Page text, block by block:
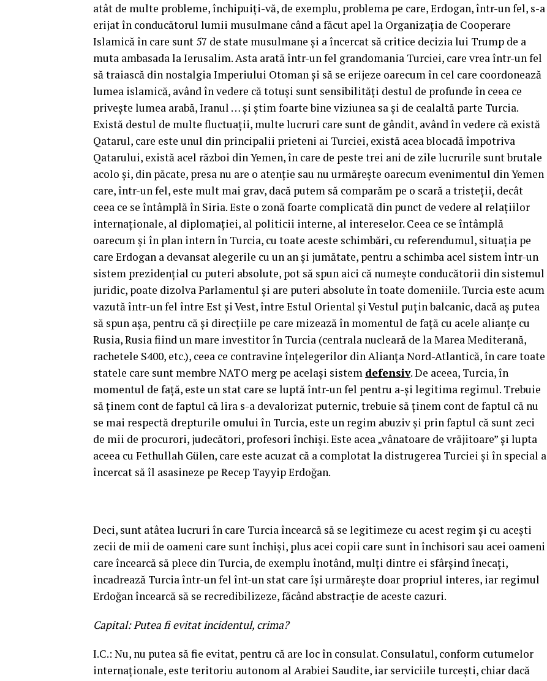
atât de multe probleme, închipuiţi-vă, de exemplu, problema pe care, Erdogan, într-un fel, s-a
erijat în conducătorul lumii musulmane când a făcut apel la Organizaţia de Cooperare
Islamică în care sunt 57 de state musulmane şi a încercat să critice decizia lui Trump de a
muta ambasada la Ierusalim. Asta arată într-un fel grandomania Turciei, care vrea într-un fel
să traiască din nostalgia Imperiului Otoman şi să se erijeze oarecum în cel care coordonează
lumea islamică, având în vedere că totuşi sunt sensibilităţi destul de profunde în ceea ce
priveşte lumea arabă, Iranul … şi ştim foarte bine viziunea sa şi de cealaltă parte Turcia.
Există destul de multe fluctuaţii, multe lucruri care sunt de gândit, având în vedere că există
Qatarul, care este unul din principalii prieteni ai Turciei, există acea blocadă împotriva
Qatarului, există acel război din Yemen, în care de peste trei ani de zile lucrurile sunt brutale
acolo şi, din păcate, presa nu are o atenţie sau nu urmăreşte oarecum evenimentul din Yemen
care, într-un fel, este mult mai grav, dacă putem să comparăm pe o scară a tristeţii, decât
ceea ce se întâmplă în Siria. Este o zonă foarte complicată din punct de vedere al relaţiilor
internaţionale, al diplomaţiei, al politicii interne, al intereselor. Ceea ce se întâmplă
oarecum şi în plan intern în Turcia, cu toate aceste schimbări, cu referendumul, situaţia pe
care Erdogan a devansat alegerile cu un an şi jumătate, pentru a schimba acel sistem într-un
sistem prezidenţial cu puteri absolute, pot să spun aici că numeşte conducătorii din sistemul
juridic, poate dizolva Parlamentul şi are puteri absolute în toate domeniile. Turcia este acum
vazută într-un fel între Est şi Vest, între Estul Oriental şi Vestul puţin balcanic, dacă aş putea
să spun aşa, pentru că şi direcţiile pe care mizează în momentul de faţă cu acele alianţe cu
Rusia, Rusia fiind un mare investitor în Turcia (centrala nucleară de la Marea Mediterană,
rachetele S400, etc.), ceea ce contravine înţelegerilor din Alianţa Nord-Atlantică, în care toate
statele care sunt membre NATO merg pe acelaşi sistem defensiv. De aceea, Turcia, în
momentul de faţă, este un stat care se luptă într-un fel pentru a-şi legitima regimul. Trebuie
să ţinem cont de faptul că lira s-a devalorizat puternic, trebuie să ţinem cont de faptul că nu
se mai respectă drepturile omului în Turcia, este un regim abuziv şi prin faptul că sunt zeci
de mii de procurori, judecători, profesori închişi. Este acea „vânatoare de vrăjitoare” şi lupta
aceea cu Fethullah Gülen, care este acuzat că a complotat la distrugerea Turciei şi în special a
încercat să îl asasineze pe Recep Tayyip Erdoğan.
Deci, sunt atâtea lucruri în care Turcia încearcă să se legitimeze cu acest regim şi cu aceşti
zecii de mii de oameni care sunt închişi, plus acei copii care sunt în închisori sau acei oameni
care încearcă să plece din Turcia, de exemplu înotând, mulţi dintre ei sfârşind înecaţi,
încadrează Turcia într-un fel înt-un stat care îşi urmăreşte doar propriul interes, iar regimul
Erdoğan încearcă să se recredibilizeze, făcând abstracţie de aceste cazuri.
Capital: Putea fi evitat incidentul, crima?
I.C.: Nu, nu putea să fie evitat, pentru că are loc în consulat. Consulatul, conform cutumelor
internaţionale, este teritoriu autonom al Arabiei Saudite, iar serviciile turceşti, chiar dacă